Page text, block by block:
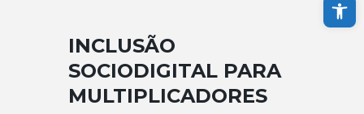
INCLUSÃO
SOCIODIGITAL PARA
MULTIPLICADORES